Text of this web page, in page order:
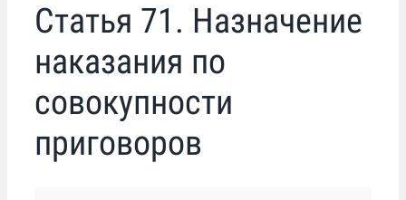
Статья 71. Назначение
наказания по
совокупности
приговоров